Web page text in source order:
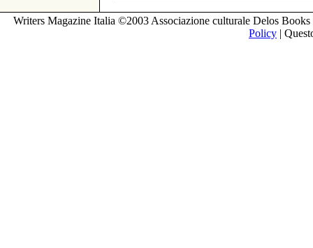
Writers Magazine Italia ©2003 Associazione culturale Delos
Policy |